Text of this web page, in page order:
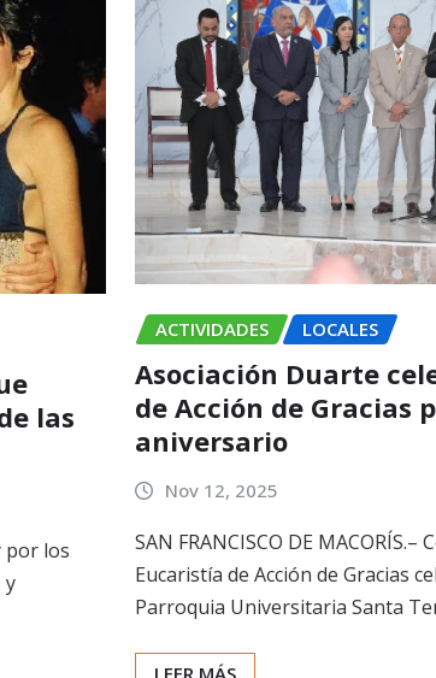
las
por los
y
ACTIVIDADES LOCALES
Asociación Duarte
de Acción de Gracias
aniversario
Nov 12, 2025
SAN FRANCISCO DE MACORÍS.–
Eucaristía de Acción de Gracias
Parroquia Universitaria Santa
LEER MÁS